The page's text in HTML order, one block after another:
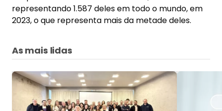
representando 1.587 deles em todo o mundo, em
2023, o que representa mais da metade deles.
As mais lidas